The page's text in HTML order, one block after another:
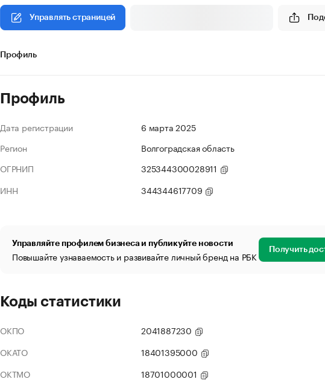
Управлять страницей
Профиль
Профиль
Дата регистрации
6 марта 2025
Регион
Волгоградская область
ОГРНИП
325344300028911
ИНН
344344617709
Управляйте профилем бизнеса и публикуйте новости
Повышайте узнаваемость и развивайте личный бренд на РБК Получить
Коды статистики
ОКПО
2041887230
ОКАТО
18401395000
ОКТМО
18701000001